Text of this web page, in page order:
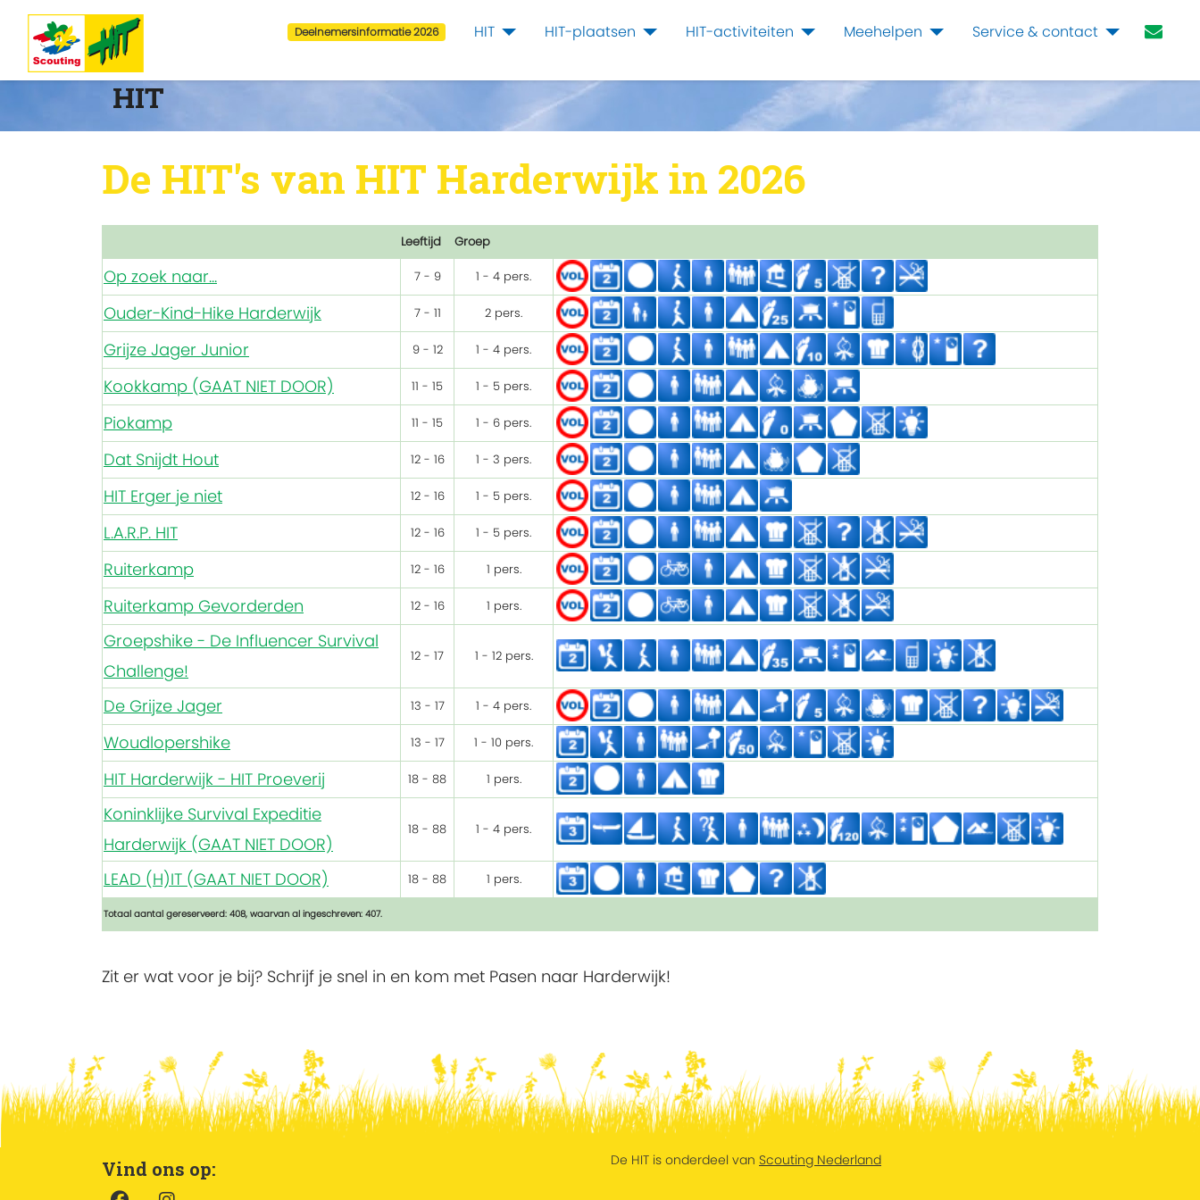
Deelnemersinformatie 2026 HIT HIT-plaatsen HIT-activiteiten Meehelpen Service & contact
HIT
De HIT's van HIT Harderwijk in 2026
Leeftijd Groep
Op zoek naar... 7 - 9 1 - 4 pers.
Ouder-Kind-Hike Harderwijk 7 - 11 2 pers.
Grijze Jager Junior 9 - 12 1 - 4 pers.
Kookkamp (GAAT NIET DOOR) 11 - 15 1 - 5 pers.
Piokamp 11 - 15 1 - 6 pers.
Dat Snijdt Hout 12 - 16 1 - 3 pers.
HIT Erger je niet 12 - 16 1 - 5 pers.
L.A.R.P. HIT 12 - 16 1 - 5 pers.
Ruiterkamp 12 - 16 1 pers.
Ruiterkamp Gevorderden 12 - 16 1 pers.
Groepshike - De Influencer Survival
Challenge!
12 - 17 1 - 12 pers.
De Grijze Jager 13 - 17 1 - 4 pers.
Woudlopershike 13 - 17 1 - 10 pers.
HIT Harderwijk - HIT Proeverij 18 - 88 1 pers.
Koninklijke Survival Expeditie
Harderwijk (GAAT NIET DOOR)
18 - 88 1 - 4 pers.
LEAD (H)IT (GAAT NIET DOOR) 18 - 88 1 pers.
Totaal aantal gereserveerd: 408, waarvan al ingeschreven: 407.
Zit er wat voor je bij? Schrijf je snel in en kom met Pasen naar Harderwijk!
Vind ons op: De HIT is onderdeel van Scouting Nederland